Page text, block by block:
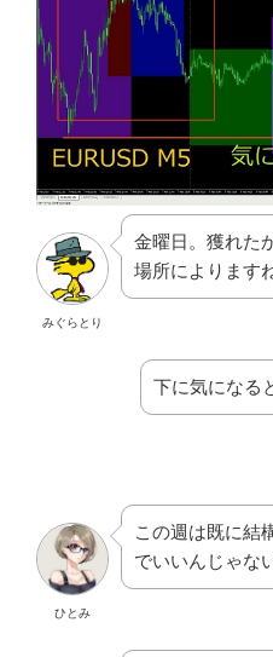
みぐらとり
金曜日。獲れた
場所によります
ひとみ
でいいんじゃな